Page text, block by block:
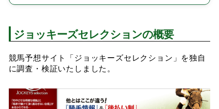
ジョッキーズセレクションの概要
競馬予想サイト「ジョッキーズセレクション」を独自
に調査・検証いたしました。